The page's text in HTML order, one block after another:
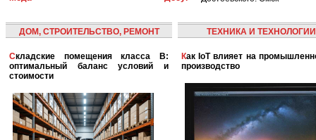
ДОМ, СТРОИТЕЛЬСТВО, РЕМОНТ
Складские помещения класса B:
оптимальный баланс условий и
стоимости
ТЕХНИКА И ТЕХНОЛОГИИ
Как IoT влияет на промышленность и
производство